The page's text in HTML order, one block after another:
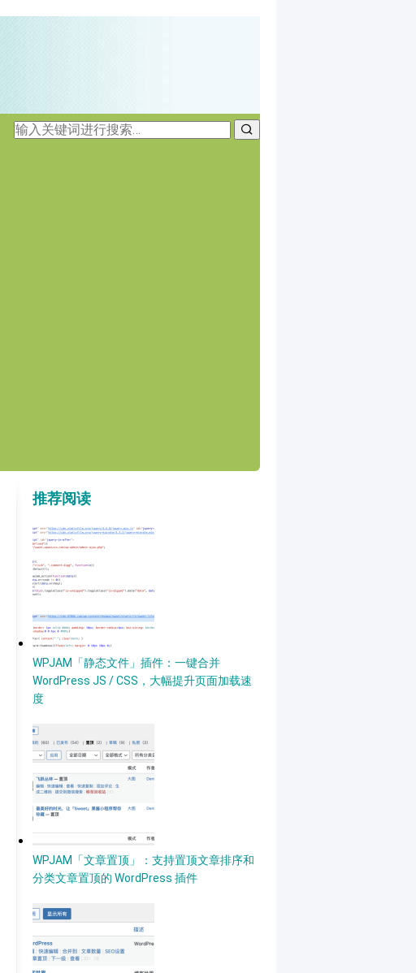
推荐阅读
WPJAM「静态文件」插件：一键合并
WordPress JS / CSS，大幅提升页面加载速
度
WPJAM「文章置顶」：支持置顶文章排序和
分类文章置顶的 WordPress 插件